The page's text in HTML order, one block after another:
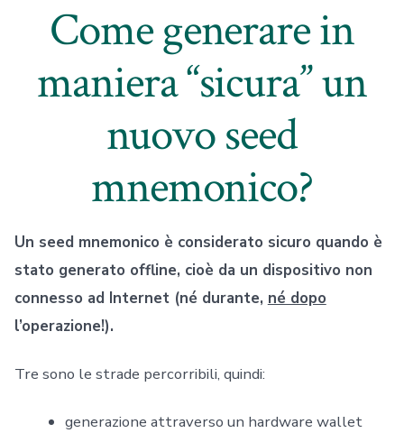
Come generare in
maniera “sicura” un
nuovo seed
mnemonico?
Un seed mnemonico è considerato sicuro quando è
stato generato offline, cioè da un dispositivo non
connesso ad Internet (né durante, né dopo
l’operazione!).
Tre sono le strade percorribili, quindi:
generazione attraverso un hardware wallet